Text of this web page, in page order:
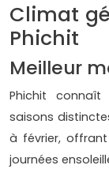
Climat
Phichit
Meilleur
Phichit
saisons
à février,
journées